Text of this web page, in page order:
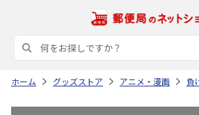
ホーム グッズストア アニメ・漫画 負